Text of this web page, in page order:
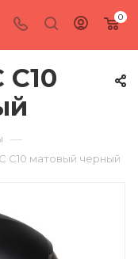
0
—
C10 матовый черный